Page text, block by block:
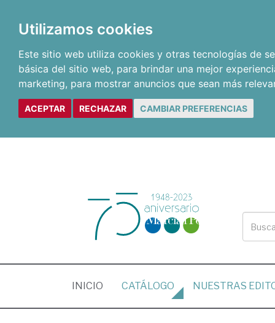
Utilizamos cookies
Este sitio web utiliza cookies y otras tecnologías de
básica del sitio web, para brindar una mejor
marketing, para mostrar anuncios que sean más
ACEPTAR RECHAZAR CAMBIAR PREFERENCIAS
INICIO (CURRENT)
CATÁLOGO NUESTRAS